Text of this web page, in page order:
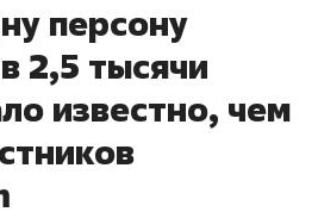
персону
2,5 тысячи
известно, чем